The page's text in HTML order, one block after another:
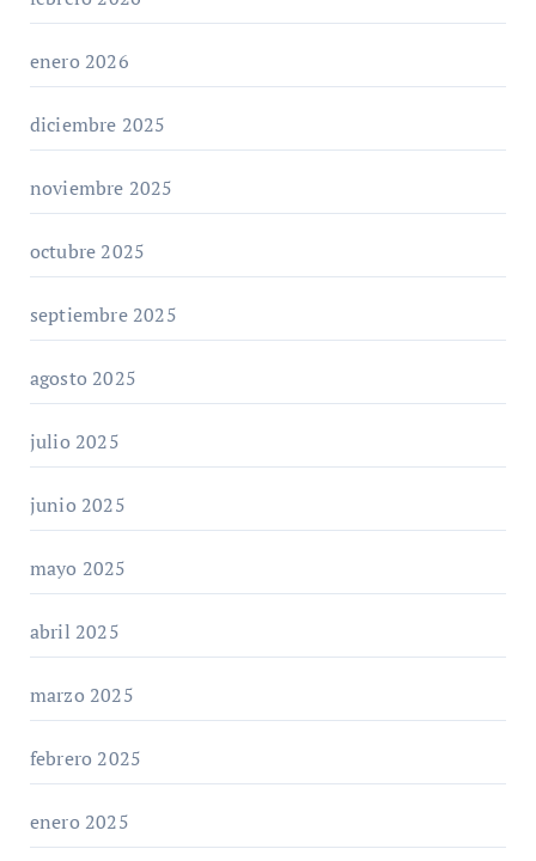
enero 2026
diciembre 2025
noviembre 2025
octubre 2025
septiembre 2025
agosto 2025
julio 2025
junio 2025
mayo 2025
abril 2025
marzo 2025
febrero 2025
enero 2025